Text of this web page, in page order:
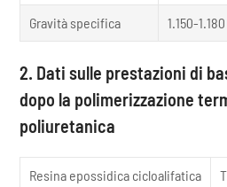
Gravità specifica 1.150-1.180
2. Dati sulle prestazioni di
dopo la polimerizzazione
poliuretanica
Resina epossidica cicloalifatica